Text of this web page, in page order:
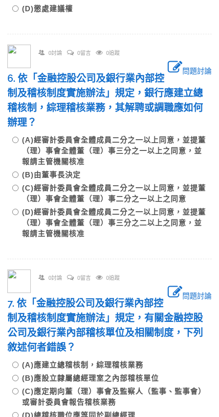
(D)懲處建議權
0討論 0留言 0追蹤
問題討論
6. 依「金融控股公司及銀行業內部控
制及稽核制度實施辦法」規定，銀行應建立總
稽核制，綜理稽核業務，其解聘或調職應如何
辦理？
(A)經審計委員會全體成員二分之一以上同意，並提董
（理）事會全體董（理）事三分之一以上之同意，並
報請主管機關核准
(B)由董事長決定
(C)經審計委員會全體成員二分之一以上同意，並提董
（理）事會全體董（理）事二分之一以上之同意
(D)經審計委員會全體成員二分之一以上同意，並提董
（理）事會全體董（理）事三分之二以上之同意，並
報請主管機關核准
0討論 0留言 0追蹤
問題討論
7. 依「金融控股公司及銀行業內部控
制及稽核制度實施辦法」規定，有關金融控股
公司及銀行業內部稽核單位及相關制度，下列
敘述何者錯誤？
(A)應建立總稽核制，綜理稽核業務
(B)應設立隸屬總經理室之內部稽核單位
(C)應定期向董（理）事會及監察人（監事、監事會）
或審計委員會報告稽核業務
(D)總稽核職位應等同於副總經理